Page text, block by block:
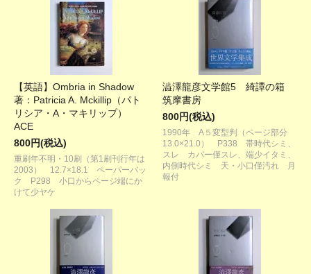
【英語】Ombria in Shadow
著：Patricia A. Mckillip（パト
リシア・A・マキリップ）
ACE
800円(税込)
重刷年不明・10刷（第1刷刊行年は
2003） 12.7×18.1 ペーパーバッ
ク P298 小口からページ端にか
けて少ヤケ
澁澤龍彦文学館5 綺譚の箱
筑摩書房
800円(税込)
1990年 A５変型判（ページ部分
13.0×21.0） P338 帯時代シミ、
スレ カバー僅スレ、端少イタミ、
内側時代シミ 天・小口僅汚れ 月
報付